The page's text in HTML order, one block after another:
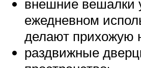
внешние вешалки
ежедневном
делают прихожую
раздвижные